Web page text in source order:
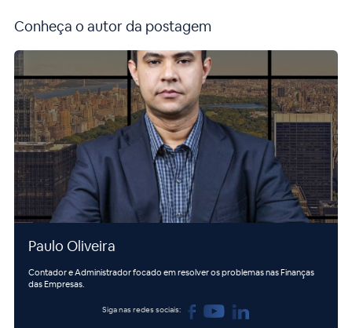
Conheça o autor da postagem
Paulo Oliveira
Contador e Administrador focado em resolver os problemas nas Finanças
das Empresas.
Siga nas redes sociais: